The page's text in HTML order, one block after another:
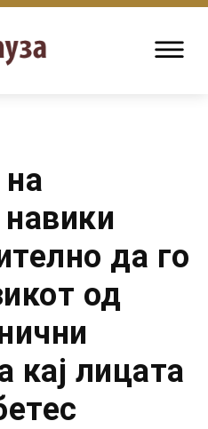
да го
од
кај лицата